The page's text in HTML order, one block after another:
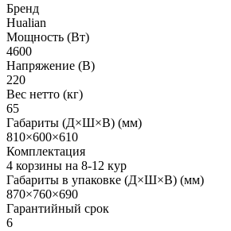
Бренд
Hualian
Мощность (Вт)
4600
Напряжение (В)
220
Вес нетто (кг)
65
Габариты (Д×Ш×В) (мм)
810×600×610
Комплектация
4 корзины на 8-12 кур
Габариты в упаковке (Д×Ш×В) (мм)
870×760×690
Гарантийный срок
6